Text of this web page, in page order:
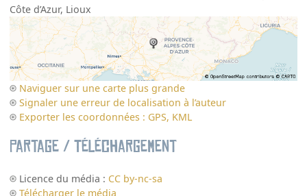
Côte d’Azur, Lioux
Naviguer sur une carte plus grande
Signaler une erreur de localisation à l’auteur
Exporter les coordonnées : GPS, KML
Partage / Téléchargement
Licence du média : CC by-nc-sa
Télécharger le média